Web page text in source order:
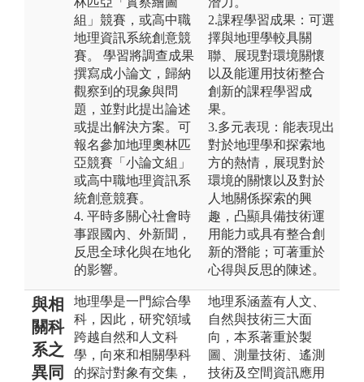
組」競賽，或高中職
地理資訊系統創意競
賽。 學習將調查成果
撰寫成小論文，歸納
觀察到的現象與問
題，並對此提出論述
或提出解決方案。可
報名參加地理奧林匹
亞競賽「小論文組」
或高中職地理資訊系
統創意競賽。
4. 平時多關心社會時
事跟國內、外新聞，
反思全球化與在地化
的影響。
2.課程學習成果：可選
擇與地理學較具關
聯、展現對環境關懷
以及能運用技術整合
創新的課程學習成
果。
3.多元表現：能表現出
對於地理學和探索地
方的熱情，展現對於
環境的關懷以及對於
人地關係探索的興
趣，凸顯具備技術運
用能力或具有整合創
新的潛能；可著重於
心得與反思的陳述。
與相
關科
系之
異同
地理學是一門綜合學
科，因此，研究領域
跨越自然和人文科
學，向來和相關學科
的探討對象有交集，
地理系涵蓋有人文、
自然與技術三大面
向，本系著重於製
圖、測量技術、遙測
技術及空間資訊應用